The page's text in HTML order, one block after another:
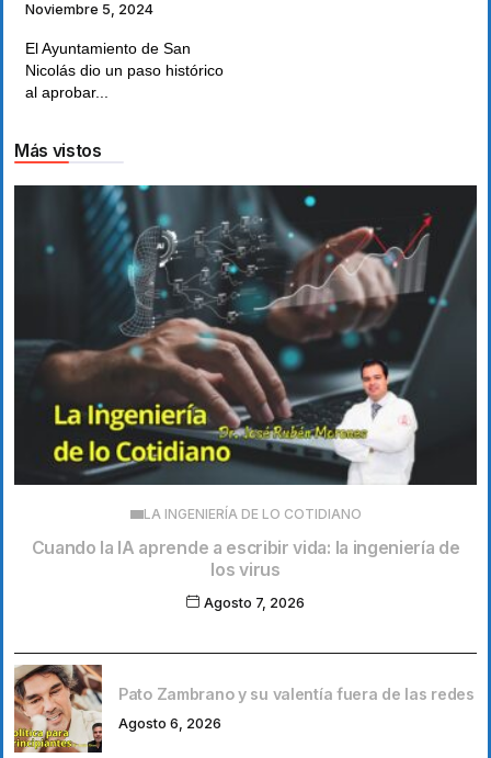
Noviembre 5, 2024
El Ayuntamiento de San
Nicolás dio un paso histórico
al aprobar...
Más vistos
LA INGENIERÍA DE LO COTIDIANO
Cuando la IA aprende a escribir vida: la ingeniería de
los virus
Agosto 7, 2026
Pato Zambrano y su valentía fuera de las redes
Agosto 6, 2026